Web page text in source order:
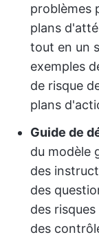
problèmes
plans
tout en un
exemples
de risque
plans
Guide de
du modèle
des
des
des
des